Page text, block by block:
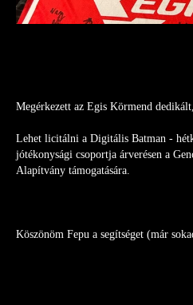
Megérkezett az Egis Körmend
Lehet licitálni a Digitális Batman -
jótékonysági csoportja árverésen a
Alapítvány támogatására.
Köszönöm Fepu a segítséget (már